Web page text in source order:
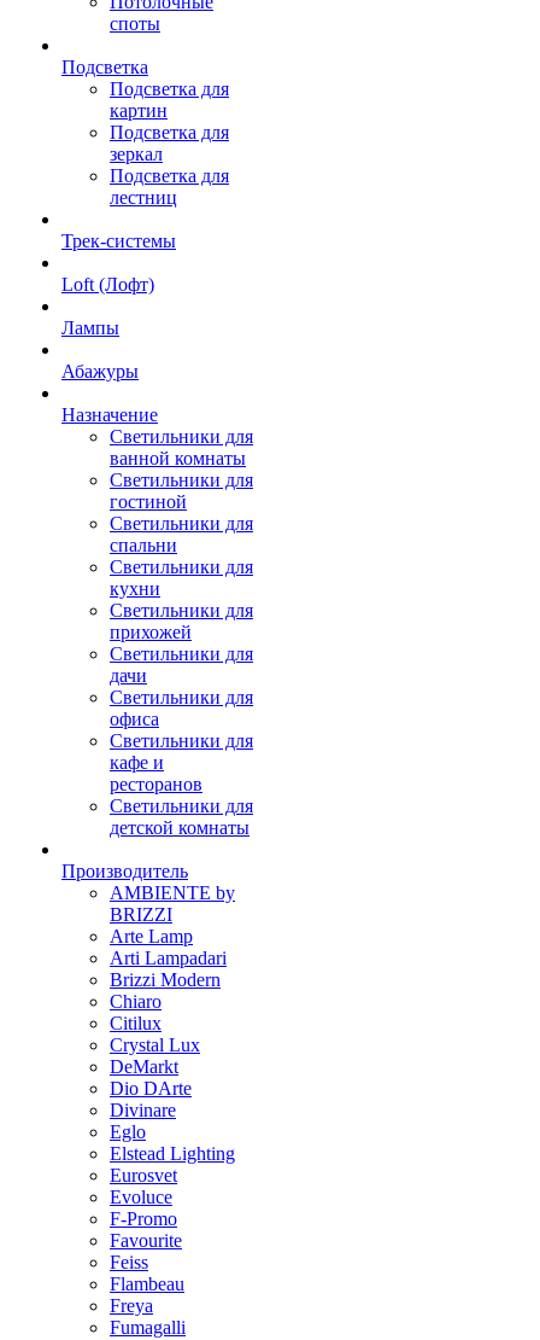
споты
Подсветка
Подсветка для
картин
Подсветка для
зеркал
Подсветка для
лестниц
Трек-системы
Loft (Лофт)
Лампы
Абажуры
Назначение
Светильники для
ванной комнаты
Светильники для
гостиной
Светильники для
спальни
Светильники для
кухни
Светильники для
прихожей
Светильники для
дачи
Светильники для
офиса
Светильники для
кафе и
ресторанов
Светильники для
детской комнаты
Производитель
AMBIENTE by
BRIZZI
Arte Lamp
Arti Lampadari
Brizzi Modern
Chiaro
Citilux
Crystal Lux
DeMarkt
Dio DArte
Divinare
Eglo
Elstead Lighting
Eurosvet
Evoluce
F-Promo
Favourite
Feiss
Flambeau
Freya
Fumagalli